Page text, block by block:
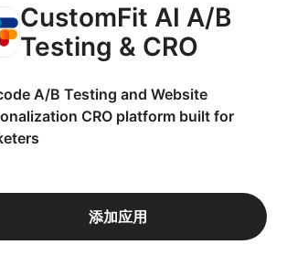
CustomFit AI A/B
Testing & CRO
A/B Testing and Website
CRO platform built for
添加应用